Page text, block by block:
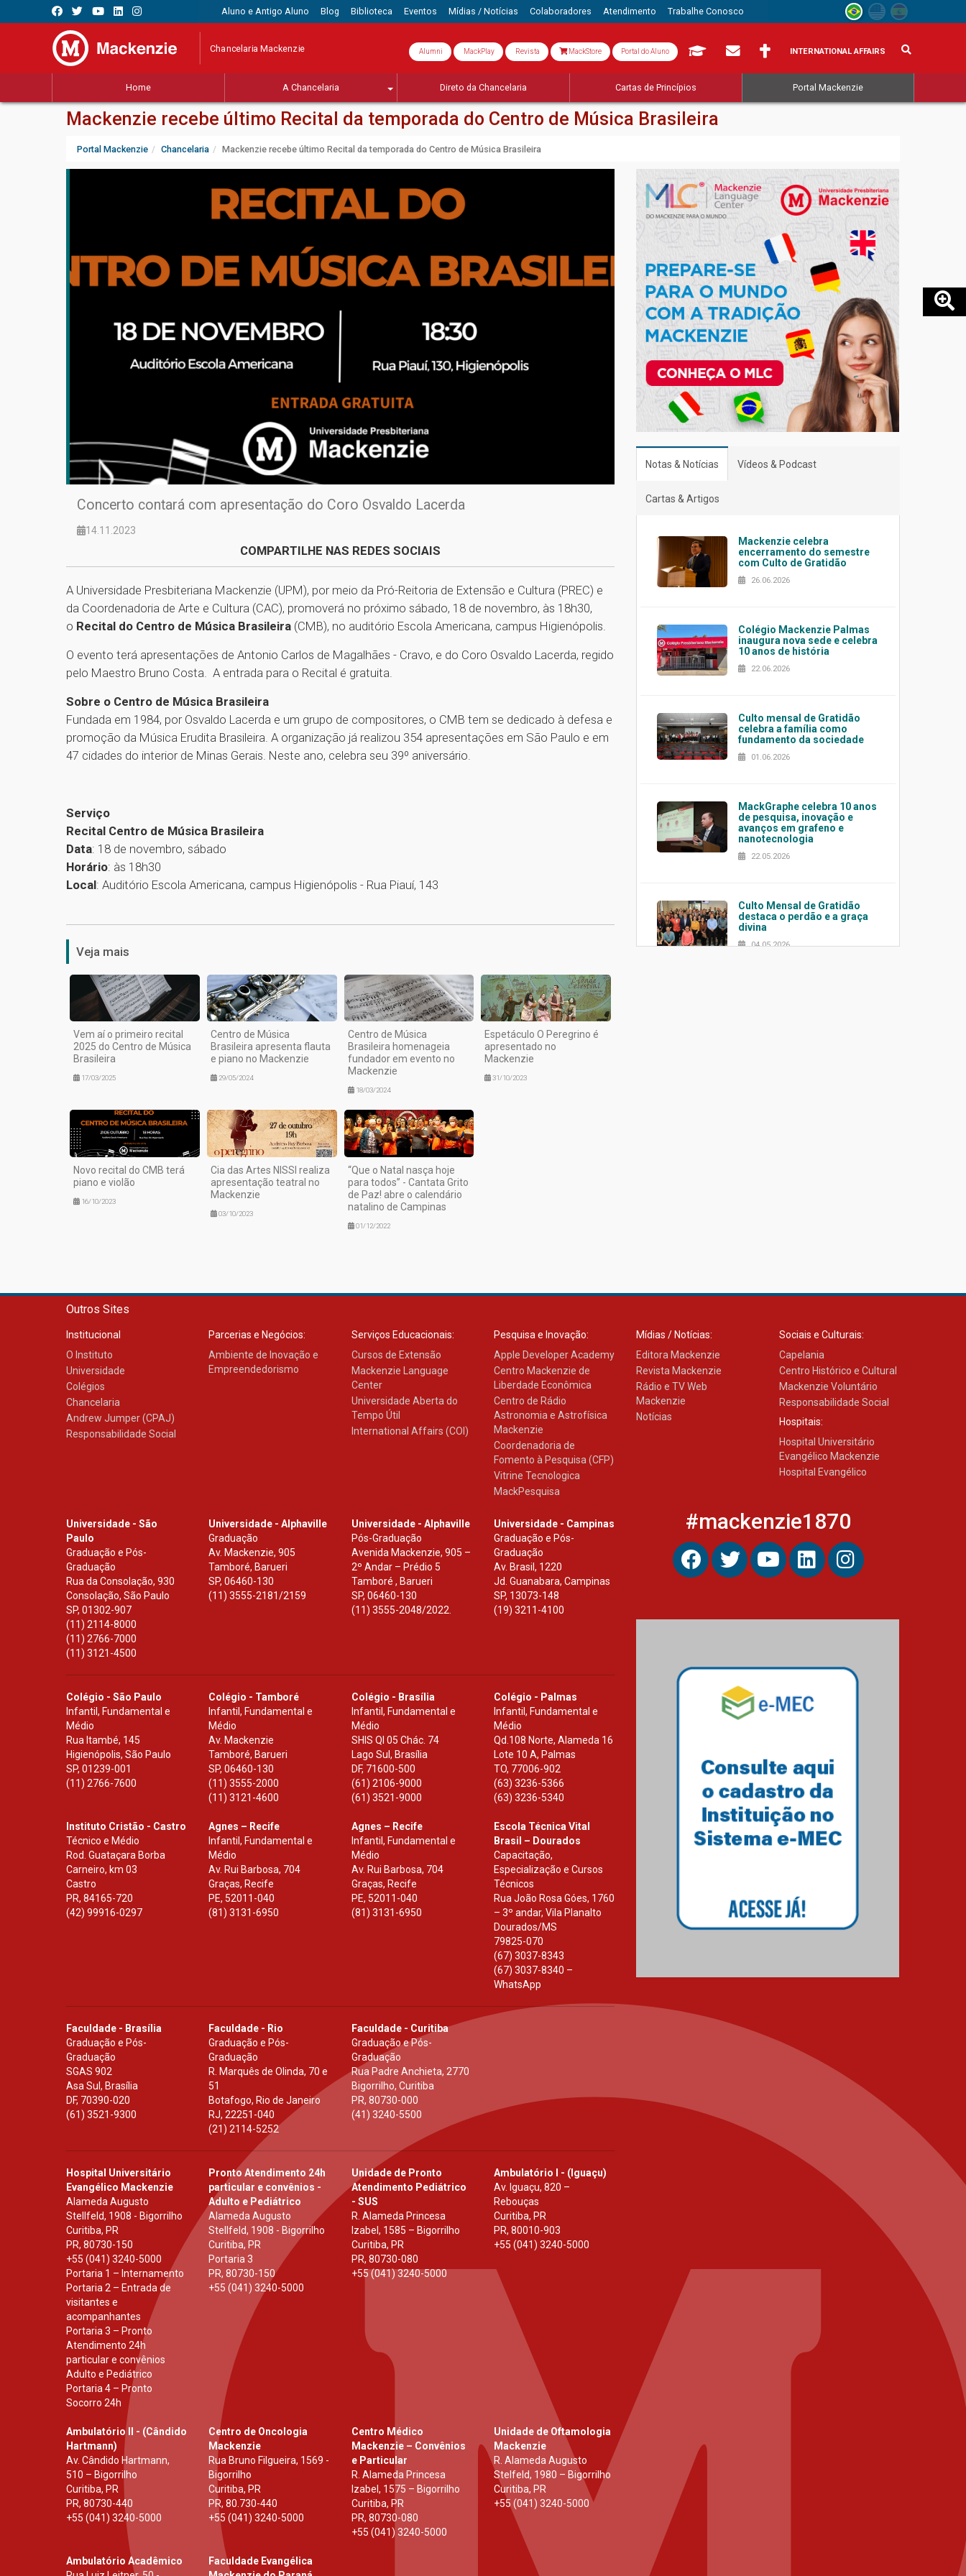
Aluno e Antigo Aluno Blog Biblioteca Eventos Mídias / Notícias Colaboradores Atendimento Trabalhe Conosco
Chancelaria Mackenzie Alumni MackPlay Revista MackStore Portal do Aluno INTERNATIONAL AFFAIRS
Home A Chancelaria Direto da Chancelaria Cartas de Princípios Portal Mackenzie
Mackenzie recebe último Recital da temporada do Centro de Música Brasileira
Portal Mackenzie Chancelaria Mackenzie recebe último Recital da temporada do Centro de Música Brasileira
Concerto contará com apresentação do Coro Osvaldo Lacerda
14.11.2023
COMPARTILHE NAS REDES SOCIAIS
A Universidade Presbiteriana Mackenzie (UPM), por meio da Pró-Reitoria de Extensão e Cultura (PREC) e
da Coordenadoria de Arte e Cultura (CAC), promoverá no próximo sábado, 18 de novembro, às 18h30,
o Recital do Centro de Música Brasileira (CMB), no auditório Escola Americana, campus Higienópolis.
O evento terá apresentações de Antonio Carlos de Magalhães - Cravo, e do Coro Osvaldo Lacerda, regido
pelo Maestro Bruno Costa. A entrada para o Recital é gratuita.
Sobre o Centro de Música Brasileira
Fundada em 1984, por Osvaldo Lacerda e um grupo de compositores, o CMB tem se dedicado à defesa e
promoção da Música Erudita Brasileira. A organização já realizou 354 apresentações em São Paulo e em
47 cidades do interior de Minas Gerais. Neste ano, celebra seu 39º aniversário.
Serviço
Recital Centro de Música Brasileira
Data: 18 de novembro, sábado
Horário: às 18h30
Local: Auditório Escola Americana, campus Higienópolis - Rua Piauí, 143
1
Veja mais
Vem aí o primeiro recital
2025 do Centro de Música
Brasileira
17/03/2025
Centro de Música
Brasileira apresenta flauta
e piano no Mackenzie
29/05/2024
Centro de Música
Brasileira homenageia
fundador em evento no
Mackenzie
18/03/2024
Espetáculo O Peregrino é
apresentado no
Mackenzie
31/10/2023
Novo recital do CMB terá
piano e violão
16/10/2023
Cia das Artes NISSI realiza
apresentação teatral no
Mackenzie
03/10/2023
“Que o Natal nasça hoje
para todos” - Cantata Grito
de Paz! abre o calendário
natalino de Campinas
01/12/2022
Notas & Notícias Vídeos & Podcast
Cartas & Artigos
Mackenzie celebra
encerramento do semestre
com Culto de Gratidão
26.06.2026
Colégio Mackenzie Palmas
inaugura nova sede e celebra
10 anos de história
22.06.2026
Culto mensal de Gratidão
celebra a família como
fundamento da sociedade
01.06.2026
MackGraphe celebra 10 anos
de pesquisa, inovação e
avanços em grafeno e
nanotecnologia
22.05.2026
Culto Mensal de Gratidão
destaca o perdão e a graça
divina
04.05.2026
27.02.2026
Mackenzie recepciona
calouros do primeiro
semestre de 2026
06.02.2026
Outros Sites
Institucional
O Instituto
Universidade
Colégios
Chancelaria
Andrew Jumper (CPAJ)
Responsabilidade Social
Parcerias e Negócios:
Ambiente de Inovação e
Empreendedorismo
Serviços Educacionais:
Cursos de Extensão
Mackenzie Language
Center
Universidade Aberta do
Tempo Útil
International Affairs (COI)
Pesquisa e Inovação:
Apple Developer Academy
Centro Mackenzie de
Liberdade Econômica
Centro de Rádio
Astronomia e Astrofísica
Mackenzie
Coordenadoria de
Fomento à Pesquisa (CFP)
Vitrine Tecnologica
MackPesquisa
Mídias / Notícias:
Editora Mackenzie
Revista Mackenzie
Rádio e TV Web
Mackenzie
Notícias
Sociais e Culturais:
Capelania
Centro Histórico e Cultural
Mackenzie Voluntário
Responsabilidade Social
Hospitais:
Hospital Universitário
Evangélico Mackenzie
Hospital Evangélico
Universidade - São
Paulo
Graduação e Pós-
Graduação
Rua da Consolação, 930
Consolação, São Paulo
SP, 01302-907
(11) 2114-8000
(11) 2766-7000
(11) 3121-4500
Universidade - Alphaville
Graduação
Av. Mackenzie, 905
Tamboré, Barueri
SP,06460-130
(11) 3555-2181/2159
Universidade - Alphaville
Pós-Graduação
Avenida Mackenzie, 905 –
2º Andar – Prédio 5
Tamboré , Barueri
SP, 06460-130
(11) 3555-2048/2022.
Universidade - Campinas
Graduação e Pós-
Graduação
Av. Brasil, 1220
Jd. Guanabara, Campinas
SP, 13073-148
(19) 3211-4100
Colégio - São Paulo
Infantil, Fundamental e
Médio
Rua Itambé, 145
Higienópolis, São Paulo
SP, 01239-001
(11) 2766-7600
Colégio - Tamboré
Infantil, Fundamental e
Médio
Av. Mackenzie
Tamboré, Barueri
SP,06460-130
(11) 3555-2000
(11) 3121-4600
Colégio - Brasília
Infantil, Fundamental e
Médio
SHIS Ql 05 Chác. 74
Lago Sul, Brasília
DF, 71600-500
(61) 2106-9000
(61) 3521-9000
Colégio - Palmas
Infantil, Fundamental e
Médio
Qd.108 Norte, Alameda 16
Lote 10 A, Palmas
TO, 77006-902
(63) 3236-5366
(63) 3236-5340
Instituto Cristão - Castro
Técnico e Médio
Rod. Guataçara Borba
Carneiro, km 03
Castro
PR, 84165-720
(42) 99916-0297
Agnes – Recife
Infantil, Fundamental e
Médio
Av. Rui Barbosa, 704
Graças, Recife
PE, 52011-040
(81) 3131-6950
Agnes – Recife
Infantil, Fundamental e
Médio
Av. Rui Barbosa, 704
Graças, Recife
PE, 52011-040
(81) 3131-6950
Escola Técnica Vital
Brasil – Dourados
Capacitação,
Especialização e Cursos
Técnicos
Rua João Rosa Góes, 1760
– 3º andar, Vila Planalto
Dourados/MS
79825-070
(67) 3037-8343
(67) 3037-8340 –
WhatsApp
Faculdade - Brasília
Graduação e Pós-
Graduação
SGAS 902
Asa Sul, Brasília
DF, 70390-020
(61) 3521-9300
Faculdade - Rio
Graduação e Pós-
Graduação
R. Marquês de Olinda, 70 e
51
Botafogo, Rio de Janeiro
RJ,22251-040
(21) 2114-5252
Faculdade - Curitiba
Graduação e Pós-
Graduação
Rua Padre Anchieta, 2770
Bigorrilho, Curitiba
PR, 80730-000
(41) 3240-5500
Hospital Universitário
Evangélico Mackenzie
Alameda Augusto
Stellfeld, 1908 - Bigorrilho
Curitiba, PR
PR, 80730-150
+55 (041) 3240-5000
Portaria 1 – Internamento
Portaria 2 – Entrada de
visitantes e
acompanhantes
Portaria 3 – Pronto
Atendimento 24h
particular e convênios
Adulto e Pediátrico
Portaria 4 – Pronto
Socorro 24h
Pronto Atendimento 24h
particular e convênios -
Adulto e Pediátrico
Alameda Augusto
Stellfeld, 1908 - Bigorrilho
Curitiba, PR
Portaria 3
PR,80730-150
+55 (041) 3240-5000
Unidade de Pronto
Atendimento Pediátrico
- SUS
R. Alameda Princesa
Izabel, 1585 – Bigorrilho
Curitiba, PR
PR, 80730-080
+55 (041) 3240-5000
Ambulatório I - (Iguaçu)
Av. Iguaçu, 820 –
Rebouças
Curitiba, PR
PR, 80010-903
+55 (041) 3240-5000
Ambulatório II - (Cândido
Hartmann)
Av. Cândido Hartmann,
510 – Bigorrilho
Curitiba, PR
PR, 80730-440
+55 (041) 3240-5000
Centro de Oncologia
Mackenzie
Rua Bruno Filgueira, 1569 -
Bigorrilho
Curitiba, PR
PR,80.730-440
+55 (041) 3240-5000
Centro Médico
Mackenzie – Convênios
e Particular
R. Alameda Princesa
Izabel, 1575 – Bigorrilho
Curitiba, PR
PR, 80730-080
+55 (041) 3240-5000
Unidade de Oftamologia
Mackenzie
R. Alameda Augusto
Stelfeld, 1980 – Bigorrilho
Curitiba, PR
+55 (041) 3240-5000
Ambulatório Acadêmico
Faculdade Evangélica
#mackenzie1870